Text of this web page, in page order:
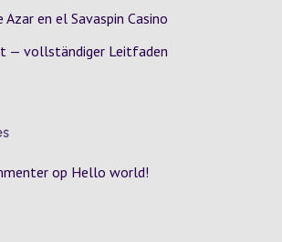
Azar en el Savaspin Casino
— vollständiger Leitfaden
op Hello world!